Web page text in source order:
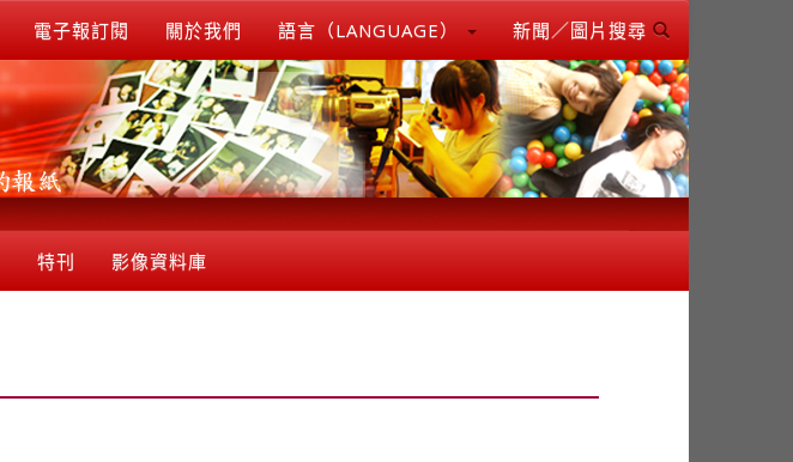
電子報訂閱 關於我們 語言（LANGUAGE） 新聞／圖片搜尋
特刊 影像資料庫